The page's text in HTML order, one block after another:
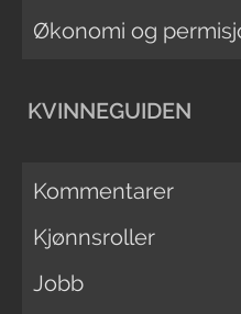
Økonomi og
KVINNEGUIDEN
Kommentarer
Kjønnsroller
Jobb